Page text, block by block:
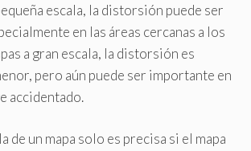
escala, la distorsión puede ser
en las áreas cercanas a los
a gran escala, la distorsión es
pero aún puede ser importante en
accidentado.
de un mapa solo es precisa si el mapa